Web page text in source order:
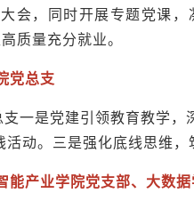
会，同时开展专题党课
质量充分就业。
党总支
一是党建引领教育教学
活动。三是强化底线思维
能产业学院党支部、大数